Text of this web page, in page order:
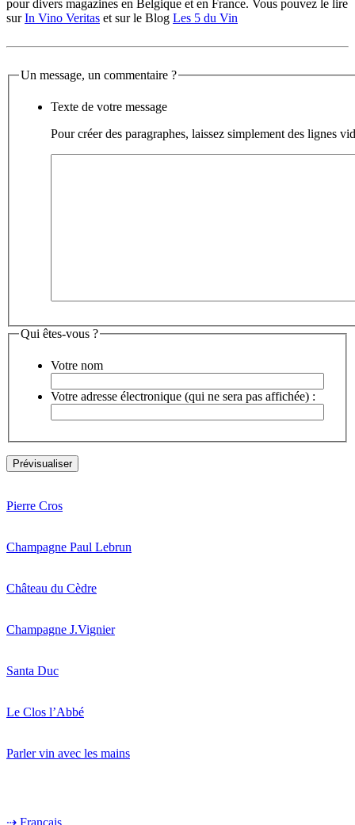
pour divers magazines en Belgique et en France. Vous pouvez le lire
surIn Vino Veritas et sur le Blog Les 5 du Vin
Un message, un commentaire ?
Texte de votre message
Pour créer des paragraphes, laissez simplement des lignes
Qui êtes-vous ?
Votre nom
Votre adresse électronique (qui ne sera pas affichée) :
Pierre Cros
Champagne Paul Lebrun
Château du Cèdre
Champagne J.Vignier
Santa Duc
Le Clos l’Abbé
Parler vin avec les mains
⇢ Français